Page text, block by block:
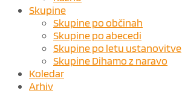
Skupine
Skupine po občinah
Skupine po abecedi
Skupine po letu ustanovitve
Skupine Dihamo z naravo
Koledar
Arhiv